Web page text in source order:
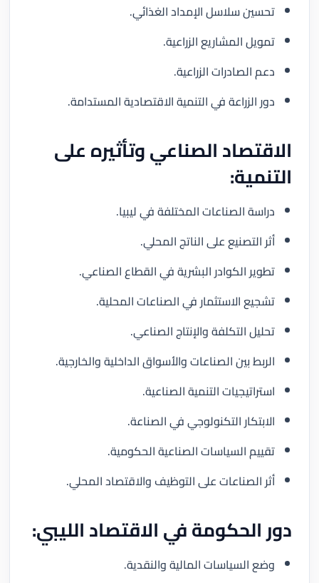
تحسين سلاسل الإمداد الغذائي.
تمويل المشاريع الزراعية.
دعم الصادرات الزراعية.
دور الزراعة في التنمية الاقتصادية المستدامة.
الاقتصاد الصناعي وتأثيره على
التنمية:
دراسة الصناعات المختلفة في ليبيا.
أثر التصنيع على الناتج المحلي.
تطوير الكوادر البشرية في القطاع الصناعي.
تشجيع الاستثمار في الصناعات المحلية.
تحليل التكلفة والإنتاج الصناعي.
الربط بين الصناعات والأسواق الداخلية والخارجية.
استراتيجيات التنمية الصناعية.
الابتكار التكنولوجي في الصناعة.
تقييم السياسات الصناعية الحكومية.
أثر الصناعات على التوظيف والاقتصاد المحلي.
دور الحكومة في الاقتصاد الليبي:
وضع السياسات المالية والنقدية.